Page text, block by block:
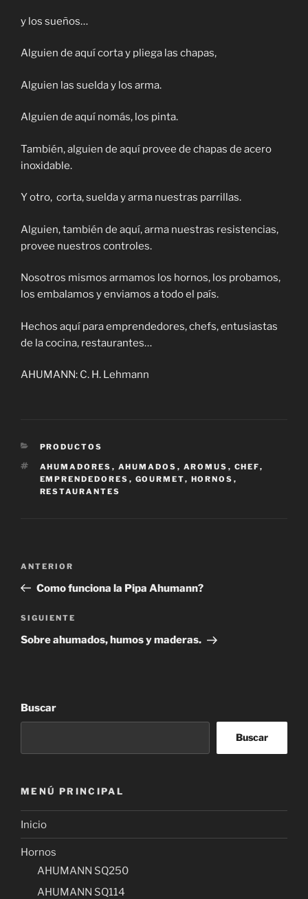
y los sueños…
Alguien de aquí corta y pliega las chapas,
Alguien las suelda y los arma.
Alguien de aquí nomás, los pinta.
También, alguien de aquí provee de chapas de acero
inoxidable.
Y otro, corta, suelda y arma nuestras parrillas.
Alguien, también de aquí, arma nuestras resistencias,
provee nuestros controles.
Nosotros mismos armamos los hornos, los probamos,
los embalamos y enviamos a todo el país.
Hechos aquí para emprendedores, chefs, entusiastas
de la cocina, restaurantes…
AHUMANN: C. H. Lehmann
CATEGORÍAS
PRODUCTOS
ETIQUETAS
AHUMADORES , AHUMADOS , AROMUS , CHEF,
EMPRENDEDORES , GOURMET, HORNOS ,
RESTAURANTES
entradas
Entrada
anterior:
ANTERIOR
Como funciona la Pipa Ahumann?
Siguiente
entrada
SIGUIENTE
Sobre ahumados, humos y maderas.
Buscar
Buscar
MENÚ PRINCIPAL
Inicio
Hornos
AHUMANN SQ250
AHUMANN SQ114